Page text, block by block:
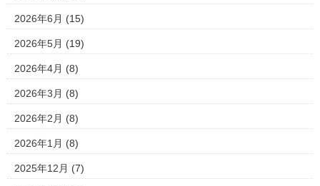
2026年6月 (15)
2026年5月 (19)
2026年4月 (8)
2026年3月 (8)
2026年2月 (8)
2026年1月 (8)
2025年12月 (7)